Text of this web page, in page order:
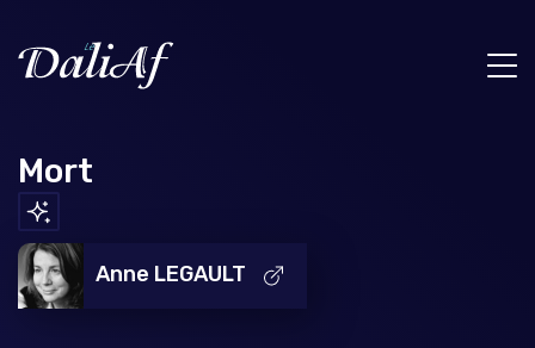
Mort
Anne LEGAULT